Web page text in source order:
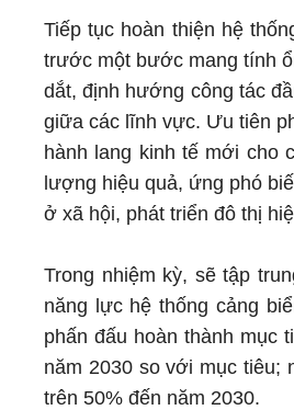
Tiếp tục hoàn thiện hệ
trước một bước mang tính
dắt, định hướng công tác
giữa các lĩnh vực. Ưu tiên
hành lang kinh tế mới cho
lượng hiệu quả, ứng phó
ở xã hội, phát triển đô thị
Trong nhiệm kỳ, sẽ tập
năng lực hệ thống cảng
phấn đấu hoàn thành mục
năm 2030 so với mục tiêu;
trên 50% đến năm 2030.